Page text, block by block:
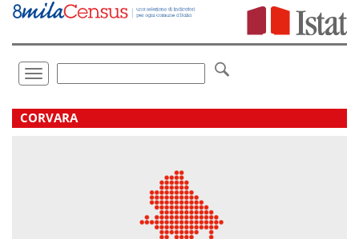
Vai
direttamente
Toggle
navigation
.
CORVARA